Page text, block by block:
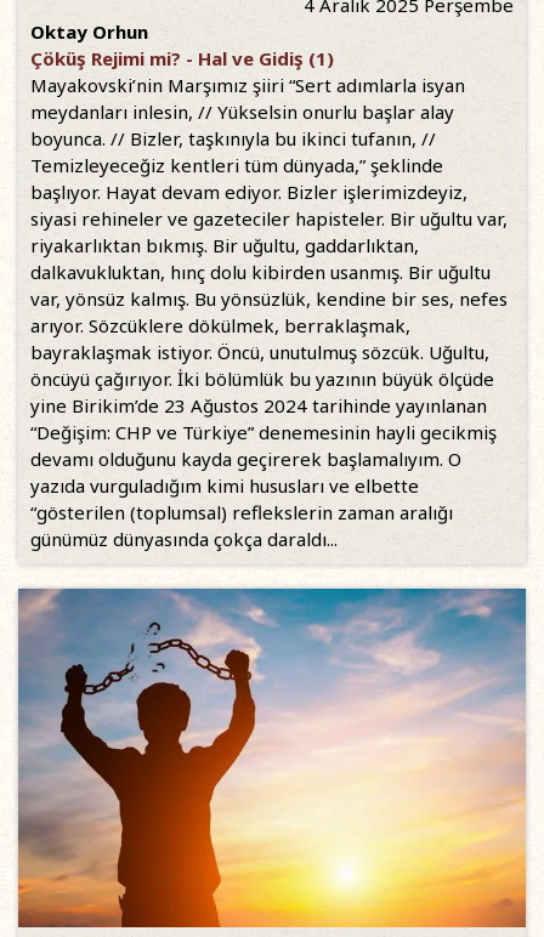
4 Aralık 2025 Perşembe
Oktay Orhun
Çöküş Rejimi mi? - Hal ve Gidiş (1)
Mayakovski’nin Marşımız şiiri “Sert adımlarla isyan
meydanları inlesin, // Yükselsin onurlu başlar alay
boyunca. // Bizler, taşkınıyla bu ikinci tufanın, //
Temizleyeceğiz kentleri tüm dünyada,” şeklinde
başlıyor. Hayat devam ediyor. Bizler işlerimizdeyiz,
siyasi rehineler ve gazeteciler hapisteler. Bir uğultu var,
riyakarlıktan bıkmış. Bir uğultu, gaddarlıktan,
dalkavukluktan, hınç dolu kibirden usanmış. Bir uğultu
var, yönsüz kalmış. Bu yönsüzlük, kendine bir ses, nefes
arıyor. Sözcüklere dökülmek, berraklaşmak,
bayraklaşmak istiyor. Öncü, unutulmuş sözcük. Uğultu,
öncüyü çağırıyor. İki bölümlük bu yazının büyük ölçüde
yine Birikim’de 23 Ağustos 2024 tarihinde yayınlanan
“Değişim: CHP ve Türkiye” denemesinin hayli gecikmiş
devamı olduğunu kayda geçirerek başlamalıyım. O
yazıda vurguladığım kimi hususları ve elbette
“gösterilen (toplumsal) reflekslerin zaman aralığı
günümüz dünyasında çokça daraldı...